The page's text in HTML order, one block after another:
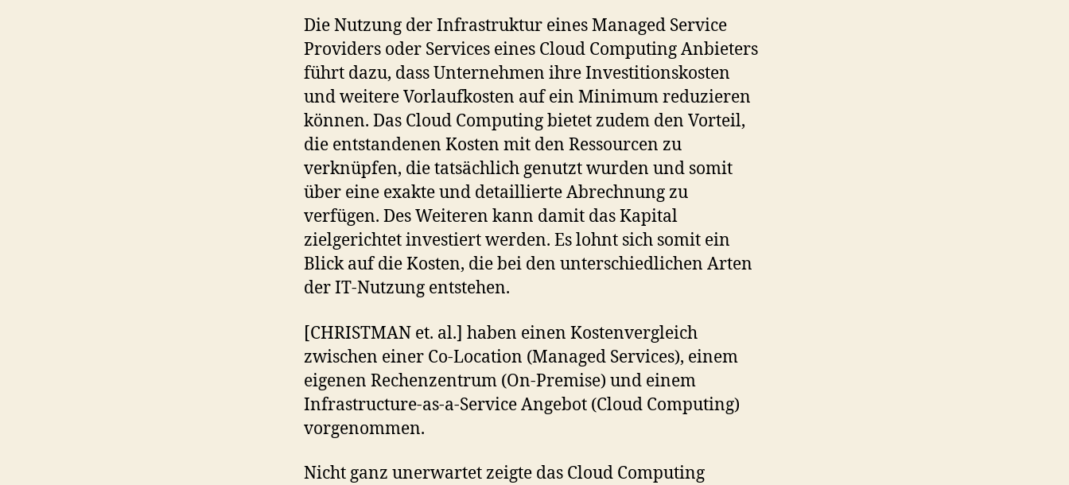
Die Nutzung der Infrastruktur eines Managed Service
Providers oder Services eines Cloud Computing Anbieters
führt dazu, dass Unternehmen ihre Investitionskosten
und weitere Vorlaufkosten auf ein Minimum reduzieren
können. Das Cloud Computing bietet zudem den Vorteil,
die entstandenen Kosten mit den Ressourcen zu
verknüpfen, die tatsächlich genutzt wurden und somit
über eine exakte und detaillierte Abrechnung zu
verfügen. Des Weiteren kann damit das Kapital
zielgerichtet investiert werden. Es lohnt sich somit ein
Blick auf die Kosten, die bei den unterschiedlichen Arten
der IT-Nutzung entstehen.
[CHRISTMAN et. al.] haben einen Kostenvergleich
zwischen einer Co-Location (Managed Services), einem
eigenen Rechenzentrum (On-Premise) und einem
Infrastructure-as-a-Service Angebot (Cloud Computing)
vorgenommen.
Nicht ganz unerwartet zeigte das Cloud Computing